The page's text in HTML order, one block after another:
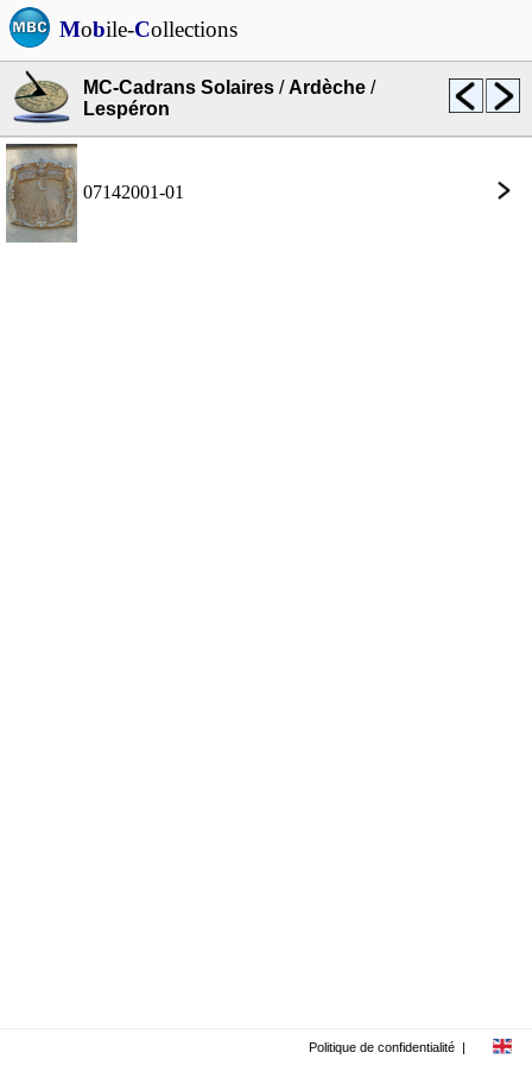
Mobile-Collections
MC-Cadrans Solaires /Ardèche /
Lespéron
07142001-01
Politique de confidentialité |